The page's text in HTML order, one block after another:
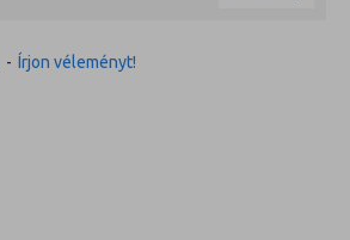
- Írjon véleményt!